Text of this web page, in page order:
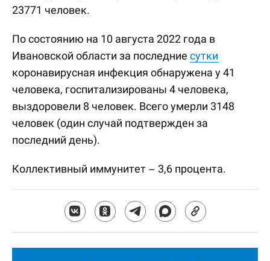
23771 человек.
По состоянию на 10 августа 2022 года в
Ивановской области за последние сутки
коронавирусная инфекция обнаружена у 41
человека, госпитализированы 4 человека,
выздоровели 8 человек. Всего умерли 3148
человек (один случай подтвержден за
последний день).
Коллективный иммунитет – 3,6 процента.